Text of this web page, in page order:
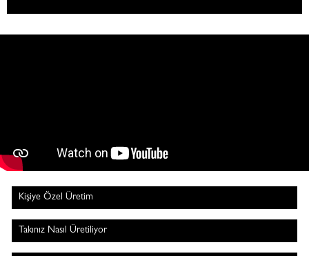
Kişiye Özel Üretim
Takınız Nasıl Üretiliyor